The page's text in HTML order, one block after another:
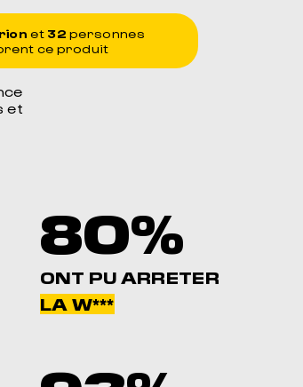
et 32 personnes
ce produit
et
80%
ONT PU ARRETER
LA W***